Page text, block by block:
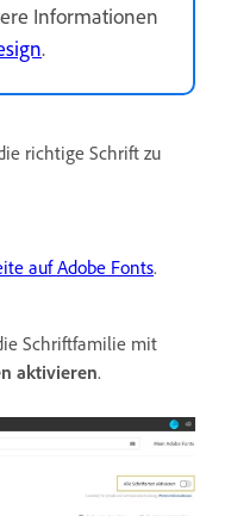
Informationen
.
richtige Schrift zu
auf Adobe Fonts.
Schriftfamilie mit
aktivieren.